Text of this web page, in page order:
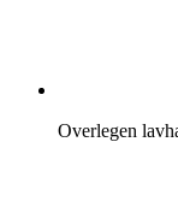
Overlegen